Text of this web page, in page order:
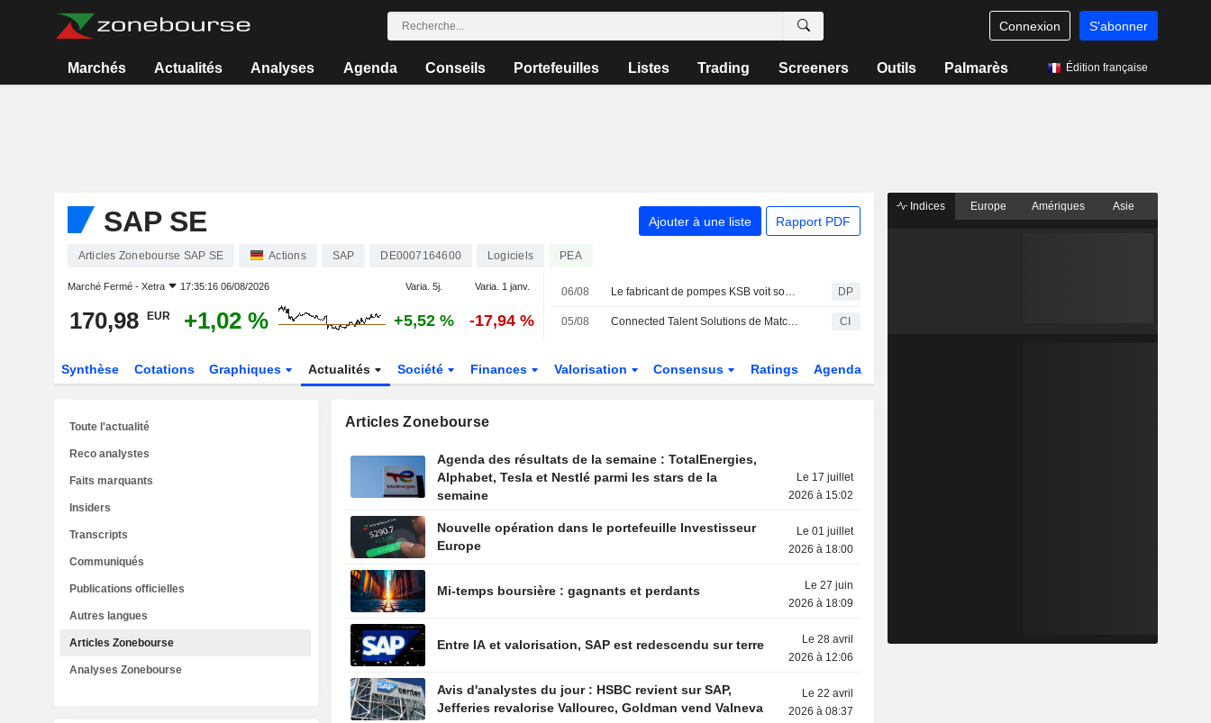
Connexion S'abonner
Marchés Actualités Analyses Agenda Conseils Portefeuilles Listes Trading Screeners Outils Palmarès Édition française
SAP SE Ajouter à une liste Rapport PDF
Articles Zonebourse SAP SE Actions SAP DE0007164600 Logiciels PEA
Marché Fermé - Xetra 17:35:16 06/08/2026 Varia. 5j. Varia. 1 janv.
170,98 EUR +1,02 % +5,52 % -17,94 %
06/08 Le fabricant de pompes KSB voit son résultat opérationnel reculer mais confirme ses objectifs annuels DP
05/08 Connected Talent Solutions de Match2 désormais disponible sur SAP Store CI
Synthèse Cotations Graphiques Actualités Société Finances Valorisation Consensus Ratings Agenda
Articles Zonebourse
Agenda des résultats de la semaine : TotalEnergies,
Alphabet, Tesla et Nestlé parmi les stars de la
semaine
Le 17 juillet
2026 à 15:02
Nouvelle opération dans le portefeuille Investisseur
Europe
Le 01 juillet
2026 à 18:00
Mi-temps boursière : gagnants et perdants
Le 27 juin
2026 à 18:09
Entre IA et valorisation, SAP est redescendu sur terre
Le 28 avril
2026 à 12:06
Avis d'analystes du jour : HSBC revient sur SAP,
Jefferies revalorise Vallourec, Goldman vend Valneva
Le 22 avril
2026 à 08:37
Toute l'actualité
Reco analystes
Faits marquants
Insiders
Transcripts
Communiqués
Publications officielles
Autres langues
Articles Zonebourse
Analyses Zonebourse
Indices Europe Amériques Asie